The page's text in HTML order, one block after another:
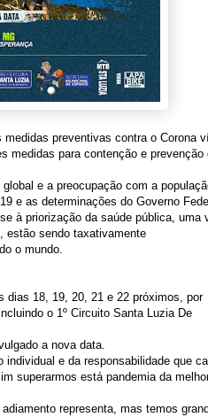
preventivas contra o Corona
medidas para contenção e prevenção
e a preocupação com a
e as determinações do Governo
à priorização da saúde pública, uma
estão sendo taxativamente
o mundo.
dias 18, 19, 20, 21 e 22 próximos, por
o 1º Circuito Santa Luzia De
a nova data.
e da responsabilidade que
superarmos está pandemia da
representa, mas temos